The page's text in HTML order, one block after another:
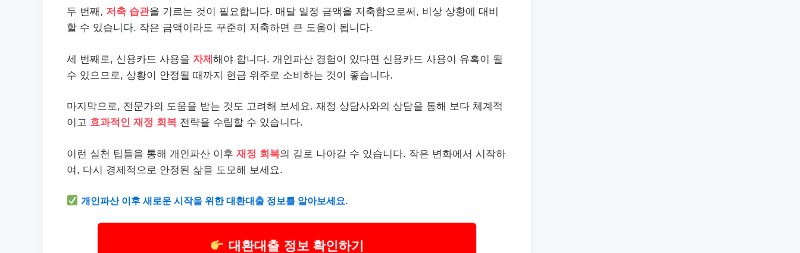
두 번째, 저축 습관을 기르는 것이 필요합니다. 매달 일정 금액을 저축함으로써, 비상 상황에 대비
할 수 있습니다. 작은 금액이라도 꾸준히 저축하면 큰 도움이 됩니다.
세 번째로, 신용카드 사용을 자제 해야 합니다. 개인파산 경험이 있다면 신용카드 사용이 유혹이 될
수 있으므로, 상황이 안정될 때까지 현금 위주로 소비하는 것이 좋습니다.
마지막으로, 전문가의 도움을 받는 것도 고려해 보세요. 재정 상담사와의 상담을 통해 보다 체계적
이고 효과적인 재정 회복 전략을 수립할 수 있습니다.
이런 실천 팁들을 통해 개인파산 이후 재정 회복의 길로 나아갈 수 있습니다. 작은 변화에서 시작하
여, 다시 경제적으로 안정된 삶을 도모해 보세요.
개인파산 이후 새로운 시작을 위한 대환대출 정보를 알아보세요.
대환대출 정보 확인하기